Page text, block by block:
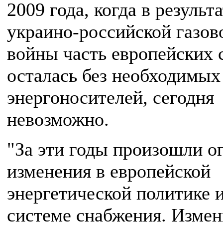
2009 года, когда в
украино-российской
войны часть европейских
осталась без необходимых
энергоносителей, сегодня
невозможно.
"За эти годы произошли
изменения в европейской
энергетической политике
системе снабжения.